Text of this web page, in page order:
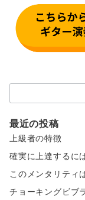
索：
最近の投稿
上級者の特徴
確実に上達するに
このメンタリティ
チョーキングビブ